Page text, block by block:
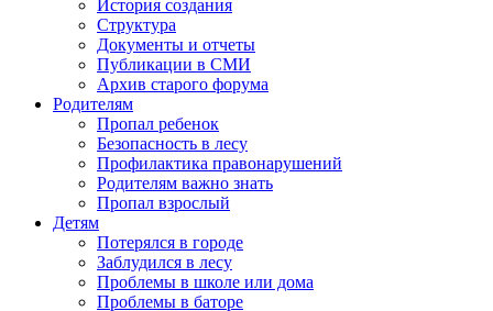
История создания
Структура
Документы и отчеты
Публикации в СМИ
Архив старого форума
Родителям
Пропал ребенок
Безопасность в лесу
Профилактика правонарушений
Родителям важно знать
Пропал взрослый
Детям
Потерялся в городе
Заблудился в лесу
Проблемы в школе или дома
Проблемы в баторе